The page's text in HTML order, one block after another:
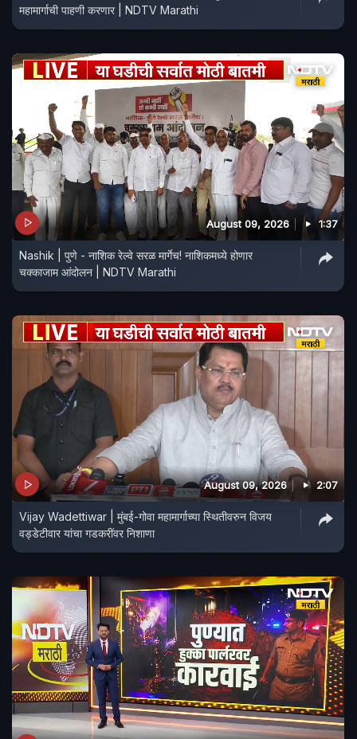
महामार्गाची पाहणी करणार | NDTV Marathi
August 09, 2026 1:37
Nashik | पुणे - नाशिक रेल्वे सरळ मार्गेच! नाशिकमध्ये होणार
चक्काजाम आंदोलन | NDTV Marathi
August 09, 2026 2:07
Vijay Wadettiwar | मुंबई-गोवा महामार्गाच्या स्थितीवरुन विजय
वड्डेटीवार यांचा गडकरींवर निशाणा